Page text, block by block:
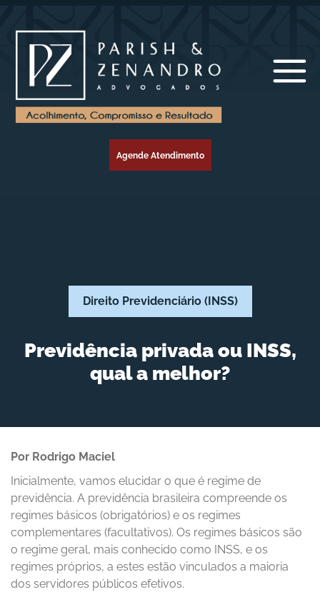
Agende Atendimento
Direito Previdenciário (INSS)
Previdência privada ou INSS,
qual a melhor?
Por Rodrigo Maciel
Inicialmente, vamos elucidar o que é regime de
previdência. A previdência brasileira compreende os
regimes básicos (obrigatórios) e os regimes
complementares (facultativos). Os regimes básicos são
o regime geral, mais conhecido como INSS, e os
regimes próprios, a estes estão vinculados a maioria
dos servidores públicos efetivos.